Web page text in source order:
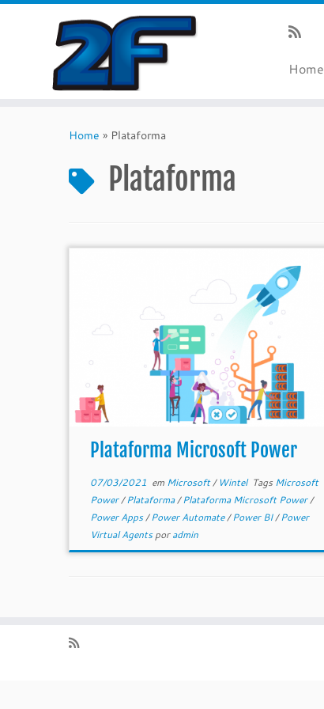
Home
Home » Plataforma
Plataforma
Plataforma Microsoft Power
07/03/2021 em Microsoft/ Wintel Tags Microsoft
Power/Plataforma/Plataforma Microsoft Power/
Power Apps/Power Automate/Power BI/Power
Virtual Agentsporadmin